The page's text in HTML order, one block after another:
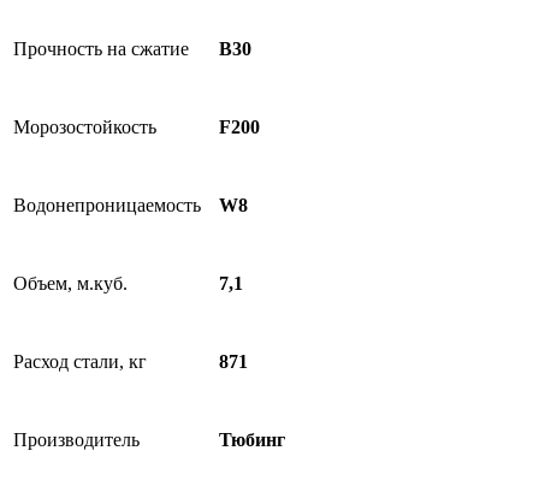
Прочность на сжатие B30
Морозостойкость F200
Водонепроницаемость W8
Объем, м.куб. 7,1
Расход стали, кг 871
Производитель Тюбинг